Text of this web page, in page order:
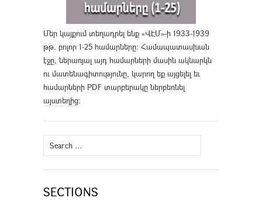
Մեր կայքում տեղադրել ենք «ՎԷՄ»-ի 1933-1939
թթ. բոլոր 1-25 համարները։ Համապատասխան
էջը, ներառյալ այդ համարների մասին ակնարկն
ու մատենագիտությունը, կարող եք այցելել եւ
համարների PDF տարբերակը ներբեռնել
այստեղից։
Search
for:
SECTIONS